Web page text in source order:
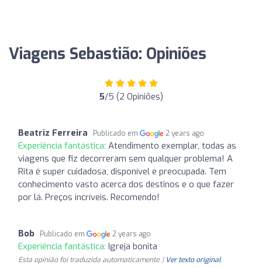
Viagens Sebastião: Opiniões
5/5 (2 Opiniões)
Beatriz Ferreira Publicado em 2 years ago
Experiência fantástica: Atendimento exemplar, todas as
viagens que fiz decorreram sem qualquer problema! A
Rita é super cuidadosa, disponível e preocupada. Tem
conhecimento vasto acerca dos destinos e o que fazer
por lá. Preços incríveis. Recomendo!
Bob Publicado em 2 years ago
Experiência fantástica: Igreja bonita
Esta opinião foi traduzida automaticamente. | Ver texto original